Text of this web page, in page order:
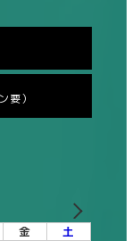
要）
金 土